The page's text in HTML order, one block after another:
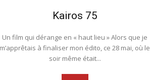
Kairos 75
Un film qui dérange en « haut lieu » Alors que je
m’apprêtais à finaliser mon édito, ce 28 mai, où le
soir même était...